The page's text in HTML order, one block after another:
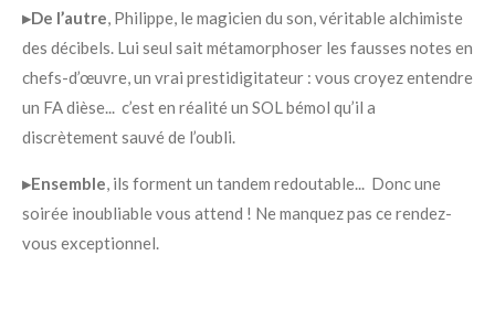
▸De l’autre, Philippe, le magicien du son, véritable alchimiste
des décibels. Lui seul sait métamorphoser les fausses notes en
chefs-d’œuvre, un vrai prestidigitateur : vous croyez entendre
un FA dièse... c’est en réalité un SOL bémol qu’il a
discrètement sauvé de l’oubli.
▸Ensemble, ils forment un tandem redoutable... Donc une
soirée inoubliable vous attend ! Ne manquez pas ce rendez-
vous exceptionnel.